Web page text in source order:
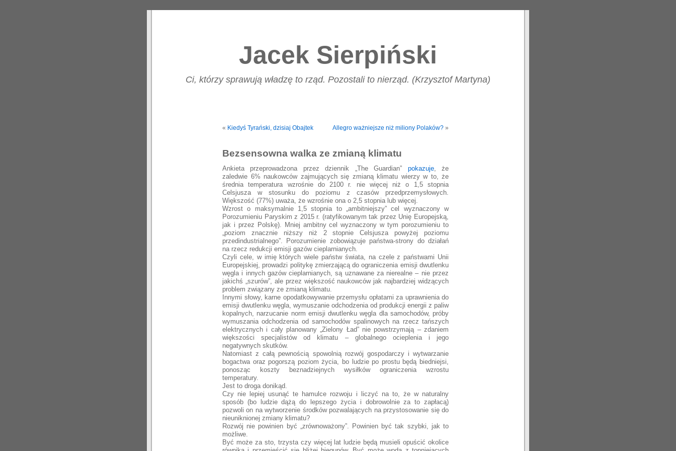
Jacek Sierpiński
Ci, którzy sprawują władzę to rząd. Pozostali to nierząd. (Krzysztof Martyna)
« Kiedyś Tyrański, dzisiaj Obajtek Allegro ważniejsze niż miliony Polaków? »
Bezsensowna walka ze zmianą klimatu
Ankieta przeprowadzona przez dziennik „The Guardian” pokazuje, że
zaledwie 6% naukowców zajmujących się zmianą klimatu wierzy w to, że
średnia temperatura wzrośnie do 2100 r. nie więcej niż o 1,5 stopnia
Celsjusza w stosunku do poziomu z czasów przedprzemysłowych.
Większość (77%) uważa, że wzrośnie ona o 2,5 stopnia lub więcej.
Wzrost o maksymalnie 1,5 stopnia to „ambitniejszy” cel wyznaczony w
Porozumieniu Paryskim z 2015 r. (ratyfikowanym tak przez Unię Europejską,
jak i przez Polskę). Mniej ambitny cel wyznaczony w tym porozumieniu to
„poziom znacznie niższy niż 2 stopnie Celsjusza powyżej poziomu
przedindustrialnego”. Porozumienie zobowiązuje państwa-strony do działań
na rzecz redukcji emisji gazów cieplarnianych.
Czyli cele, w imię których wiele państw świata, na czele z państwami Unii
Europejskiej, prowadzi politykę zmierzającą do ograniczenia emisji dwutlenku
węgla i innych gazów cieplarnianych, są uznawane za nierealne – nie przez
jakichś „szurów”, ale przez większość naukowców jak najbardziej widzących
problem związany ze zmianą klimatu.
Innymi słowy, karne opodatkowywanie przemysłu opłatami za uprawnienia do
emisji dwutlenku węgla, wymuszanie odchodzenia od produkcji energii z paliw
kopalnych, narzucanie norm emisji dwutlenku węgla dla samochodów, próby
wymuszania odchodzenia od samochodów spalinowych na rzecz tańszych
elektrycznych i cały planowany „Zielony Ład” nie powstrzymają – zdaniem
większości specjalistów od klimatu – globalnego ocieplenia i jego
negatywnych skutków.
Natomiast z całą pewnością spowolnią rozwój gospodarczy i wytwarzanie
bogactwa oraz pogorszą poziom życia, bo ludzie po prostu będą biedniejsi,
ponosząc koszty beznadziejnych wysiłków ograniczenia wzrostu
temperatury.
Jest to droga donikąd.
Czy nie lepiej usunąć te hamulce rozwoju i liczyć na to, że w naturalny
sposób (bo ludzie dążą do lepszego życia i dobrowolnie za to zapłacą)
pozwoli on na wytworzenie środków pozwalających na przystosowanie się do
nieuniknionej zmiany klimatu?
Rozwój nie powinien być „zrównoważony”. Powinien być tak szybki, jak to
możliwe.
Być może za sto, trzysta czy więcej lat ludzie będą musieli opuścić okolice